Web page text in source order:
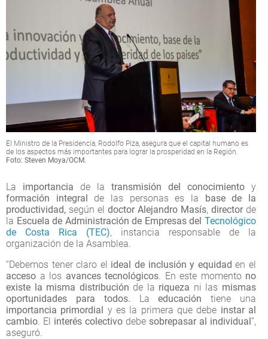
El Ministro de la Presidencia, Rodolfo Piza, asegura que el capital humano es
de los aspectos más importantes para lograr la prosperidad en la Región.
Foto: Steven Moya/OCM.
La importancia de la transmisión del conocimiento y
formación integral de las personas es la base de la
productividad, según el doctor Alejandro Masís, directorde
la Escuela de Administración de Empresas delTecnológico
de Costa Rica (TEC), instancia responsable de la
organización de la Asamblea.
“Debemos tener claro el ideal de inclusión y equidad en el
acceso a los avances tecnológicos. En este momento no
existe la misma distribución de la riqueza ni las mismas
oportunidades para todos. Laeducación tiene una
importancia primordial y es la primera que debe instar al
cambio. El interés colectivo debe sobrepasar al individual”,
aseguró.